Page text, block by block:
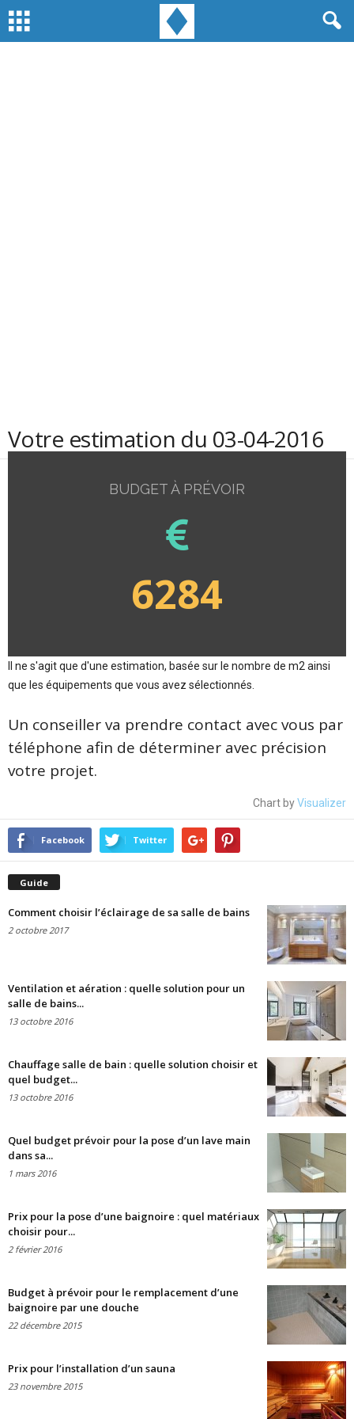
Votre estimation du 03-04-2016
BUDGET À PRÉVOIR
6284
Il ne s'agit que d'une estimation, basée sur le nombre de m2 ainsi
que les équipements que vous avez sélectionnés.
Un conseiller va prendre contact avec vous par
téléphone afin de déterminer avec précision
votre projet.
Chart byVisualizer
Facebook Twitter
Guide
Comment choisir l’éclairage de sa salle de bains
2 octobre 2017
Ventilation et aération : quelle solution pour un
salle de bains...
13 octobre 2016
Chauffage salle de bain : quelle solution choisir et
quel budget...
13 octobre 2016
Quel budget prévoir pour la pose d’un lave main
dans sa...
1 mars 2016
Prix pour la pose d’une baignoire : quel matériaux
choisir pour...
2 février 2016
Budget à prévoir pour le remplacement d’une
baignoire par une douche
22 décembre 2015
Prix pour l’installation d’un sauna
23 novembre 2015